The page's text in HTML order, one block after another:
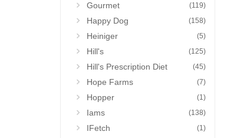
Gourmet (119)
Happy Dog (158)
Heiniger (5)
Hill's (125)
Hill's Prescription Diet (45)
Hope Farms (7)
Hopper (1)
Iams (138)
IFetch (1)